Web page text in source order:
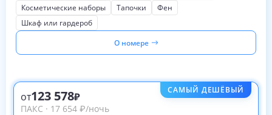
Косметические наборы
Тапочки
Фен
Шкаф или гардероб
О номере
САМЫЙ ДЕШЁВЫЙ
от123 578
ПАКС · 17 654 ₽/ночь